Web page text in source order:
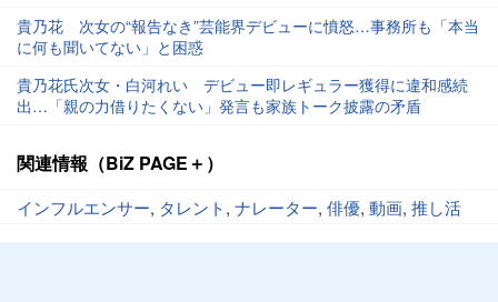
貴乃花 次女の“報告なき”芸能界デビューに憤怒…事務所も「本当
に何も聞いてない」と困惑
貴乃花氏次女・白河れい デビュー即レギュラー獲得に違和感続
出…「親の力借りたくない」発言も家族トーク披露の矛盾
関連情報（BiZ PAGE＋）
インフルエンサー, タレント, ナレーター, 俳優, 動画, 推し活